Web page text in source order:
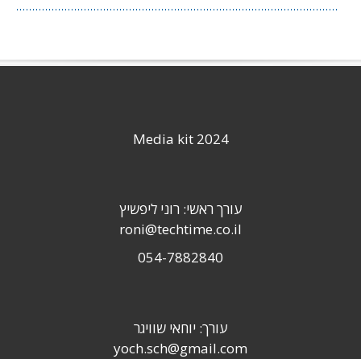
Media kit 2024
עורך ראשי: רוני ליפשיץ
roni@techtime.co.il
054-7882840
עורך: יוחאי שוויגר
yoch.sch@gmail.com